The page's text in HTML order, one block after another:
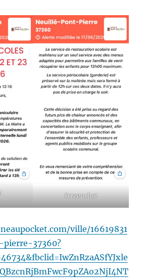
Screenshot
ville/16619831
37360?